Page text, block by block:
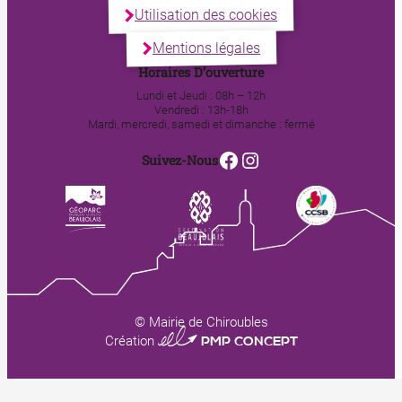
Utilisation des cookies
Mentions légales
Horaires D’ouverture
Lundi et Jeudi : 08h – 12h
Vendredi : 13h-18h
Mardi, mercredi, samedi et dimanche : fermé
Suivez-NousFacebook
Instagram
© Mairie de Chiroubles
Création 0123 PMP CONCEPT